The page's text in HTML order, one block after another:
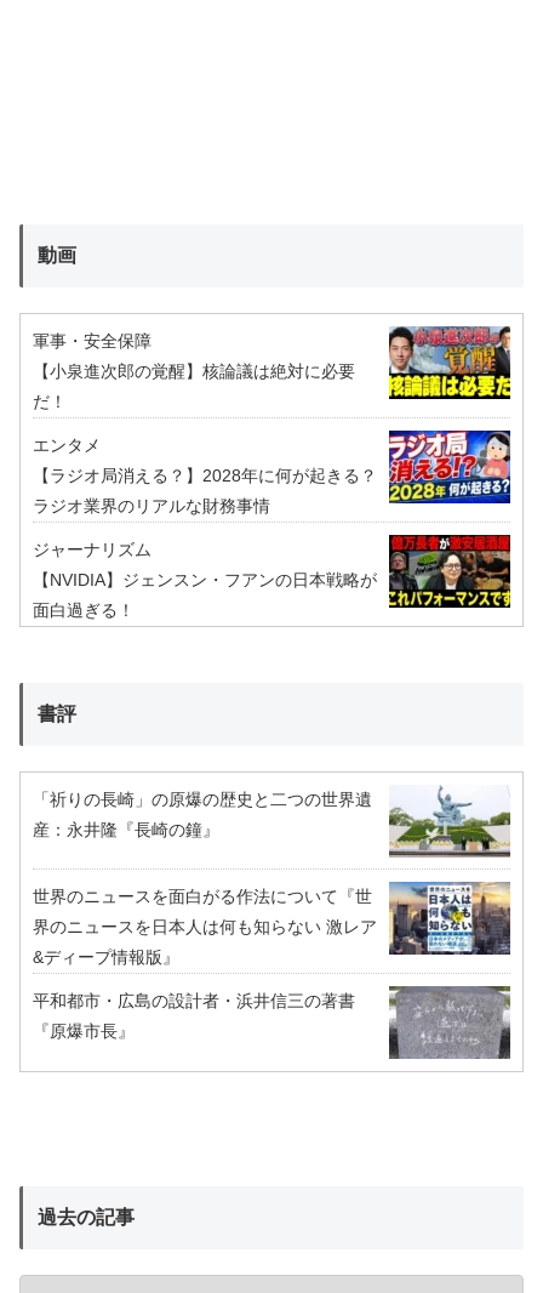
動画
軍事・安全保障
【小泉進次郎の覚醒】核論議は絶対に必要
だ！
エンタメ
【ラジオ局消える？】2028年に何が起きる？
ラジオ業界のリアルな財務事情
ジャーナリズム
【NVIDIA】ジェンスン・フアンの日本戦略が
面白過ぎる！
書評
「祈りの長崎」の原爆の歴史と二つの世界遺
産：永井隆『長崎の鐘』
世界のニュースを面白がる作法について『世
界のニュースを日本人は何も知らない 激レア
&ディープ情報版』
平和都市・広島の設計者・浜井信三の著書
『原爆市長』
過去の記事